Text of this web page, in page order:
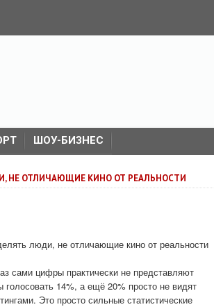
ШОУ-БИЗНЕС
НЕ ОТЛИЧАЮЩИЕ КИНО ОТ РЕАЛЬНОСТИ
люди, не отличающие кино от реальности
сами цифры практически не представляют
голосовать 14%, а ещё 20% просто не видят
Это просто сильные статистические